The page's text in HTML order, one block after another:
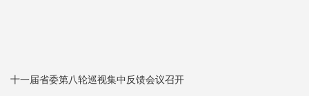
十一届省委第八轮巡视集中反馈会议召开